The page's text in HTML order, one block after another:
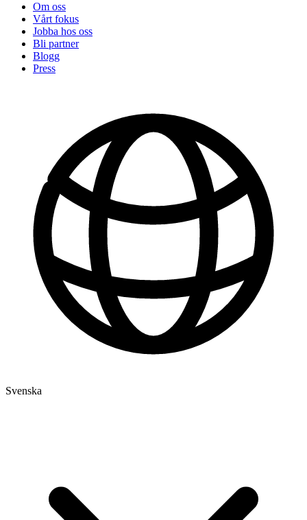
Om oss
Vårt fokus
Jobba hos oss
Bli partner
Blogg
Press
Svenska